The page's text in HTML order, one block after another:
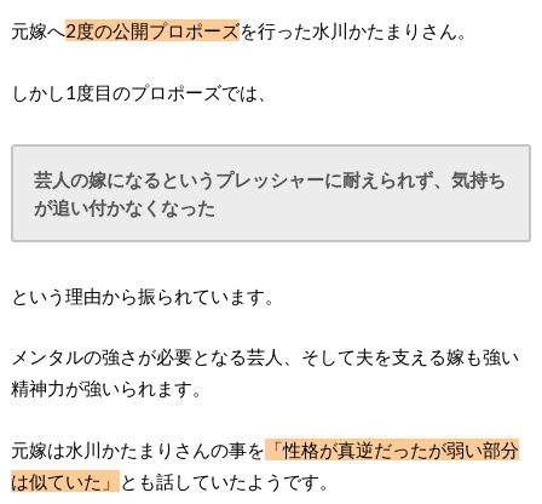
元嫁へ2度の公開プロポーズを行った水川かたまりさん。
しかし1度目のプロポーズでは、
芸人の嫁になるというプレッシャーに耐えられず、気持ち
が追い付かなくなった
という理由から振られています。
メンタルの強さが必要となる芸人、そして夫を支える嫁も強い
精神力が強いられます。
元嫁は水川かたまりさんの事を 「性格が真逆だったが弱い部分
は似ていた」
とも話していたようです。